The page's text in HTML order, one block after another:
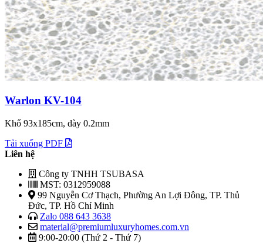
Warlon KV-104
Khổ 93x185cm, dày 0.2mm
Tải xuống PDF
Liên hệ
Công ty TNHH TSUBASA
MST: 0312959088
99 Nguyễn Cơ Thạch, Phường An Lợi Đông, TP. Thủ
Đức, TP. Hồ Chí Minh
Zalo 088 643 3638
material@premiumluxuryhomes.com.vn
9:00-20:00 (Thứ 2 - Thứ 7)